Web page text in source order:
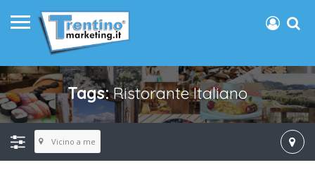
Tags:Ristorante Italiano
Vicino a me